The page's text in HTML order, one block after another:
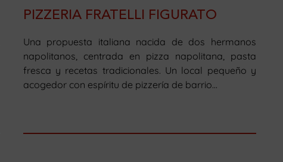
PIZZERIA FRATELLI FIGURATO
Una propuesta italiana nacida de dos hermanos
napolitanos, centrada en pizza napolitana, pasta
fresca y recetas tradicionales. Un local pequeño y
acogedor con espíritu de pizzería de barrio...